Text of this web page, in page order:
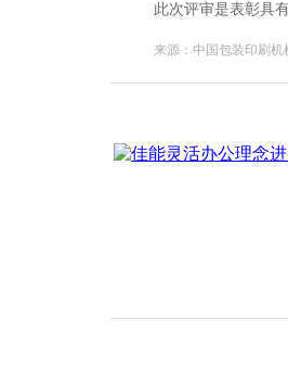
此次评审是表彰具
来源：中国包装印刷机